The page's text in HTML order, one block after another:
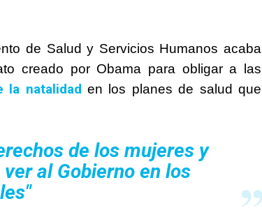
de Salud y Servicios Humanos acaba
creado por Obama para obligar a las
la natalidad en los planes de salud que
de los mujeres y
al Gobierno en los